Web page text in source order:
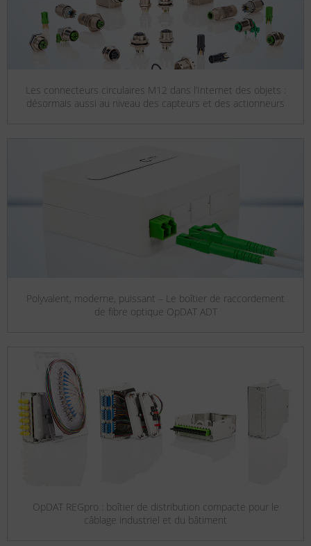
Les connecteurs circulaires M12 dans l’Internet des objets :
désormais aussi au niveau des capteurs et des actionneurs
Polyvalent, moderne, puissant – Le boîtier de raccordement
de fibre optique OpDAT ADT
OpDAT REGpro : boîtier de distribution compacte pour le
câblage industriel et du bâtiment